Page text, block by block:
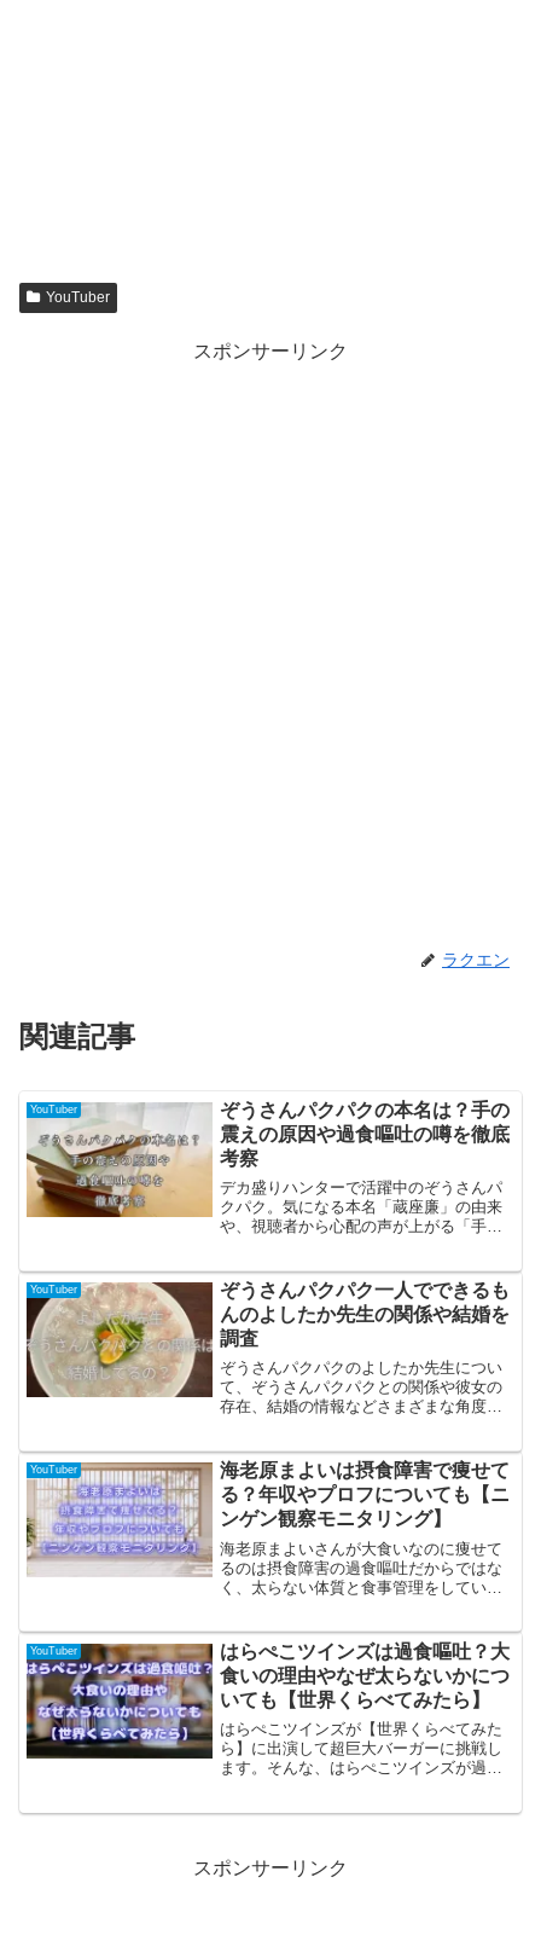
YouTuber
スポンサーリンク
ラクエン
関連記事
YouTuber
ぞうさんパクパクの本名は？手の
震えの原因や過食嘔吐の噂を徹底
考察
デカ盛りハンターで活躍中のぞうさんパ
クパク。気になる本名「蔵座廉」の由来
や、視聴者から心配の声が上がる「手の
因とは？彼のプロ意識と健康面への考察
を交えて詳しく解説します
YouTuber
ぞうさんパクパク一人でできるも
んのよしたか先生の関係や結婚を
調査
ぞうさんパクパクのよしたか先生につい
て、ぞうさんパクパクとの関係や彼女の
存在、結婚の情報などさまざまな角度で
YouTuber
海老原まよいは摂食障害で痩せて
る？年収やプロフについても【ニ
ンゲン観察モニタリング】
海老原まよいさんが大食いなのに痩せて
るのは摂食障害の過食嘔吐だからではな
く、太らない体質と食事管理をしている
ターと直接対決！
YouTuber
はらぺこツインズは過食嘔吐？大
食いの理由やなぜ太らないかにつ
いても【世界くらべてみたら】
はらぺこツインズが【世界くらべてみた
ら】に出演して超巨大バーガーに挑戦し
ます。そんな、はらぺこツインズが過食
スポンサーリンク